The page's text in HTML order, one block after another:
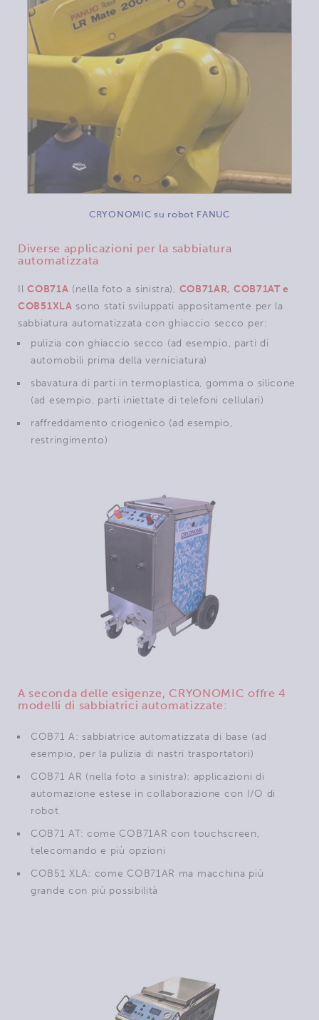
CRYONOMIC su robot FANUC
Diverse applicazioni per la sabbiatura
automatizzata
IlCOB71A (nella foto a sinistra), COB71AR, COB71AT e
COB51XLA sono stati sviluppati appositamente per la
sabbiatura automatizzata con ghiaccio secco per:
pulizia con ghiaccio secco (ad esempio, parti di
automobili prima della verniciatura)
sbavatura di parti in termoplastica, gomma o silicone
(ad esempio, parti iniettate di telefoni cellulari)
raffreddamento criogenico (ad esempio,
restringimento)
A seconda delle esigenze, CRYONOMIC offre 4
modelli di sabbiatrici automatizzate:
COB71 A: sabbiatrice automatizzata di base (ad
esempio, per la pulizia di nastri trasportatori)
COB71 AR (nella foto a sinistra): applicazioni di
automazione estese in collaborazione con I/O di
robot
COB71 AT: come COB71AR con touchscreen,
telecomando e più opzioni
COB51 XLA: come COB71AR ma macchina più
grande con più possibilità